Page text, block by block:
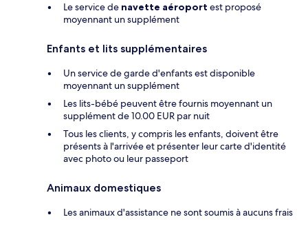
Le service de navette aéroport est proposé
moyennant un supplément
Enfants et lits supplémentaires
Un service de garde d'enfants est disponible
moyennant un supplément
Les lits-bébé peuvent être fournis moyennant un
supplément de 10.00 EUR par nuit
Tous les clients, y compris les enfants, doivent être
présents à l'arrivée et présenter leur carte d'identité
avec photo ou leur passeport
Animaux domestiques
Les animaux d'assistance ne sont soumis à aucuns frais